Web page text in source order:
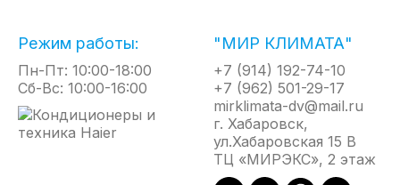
Максимальное количество подключаемых
внутренних блоков - до 5-ти
Сезонная энергоэффективность класса А+++/
А++
Режим охлаждения при температуре
наружного воздуха до -10°С
Максимальная общая длина трассы до 75м, до
Режим работы:
Пн-Пт: 10:00-18:00
Сб-Вс: 10:00-16:00
"МИР КЛИМАТА"
+7 (914) 192-74-10
+7 (962) 501-29-17
mirklimata-dv@mail.ru
г. Хабаровск,
ул.Хабаровская 15 В
ТЦ «МИРЭКС», 2 этаж